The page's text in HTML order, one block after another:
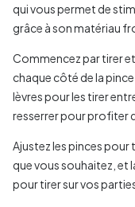
qui vous permet de
grâce à son matériau
Commencez par tirer
chaque côté de la
lèvres pour les tirer
resserrer pour profiter
Ajustez les pinces
que vous souhaitez, et
pour tirer sur vos